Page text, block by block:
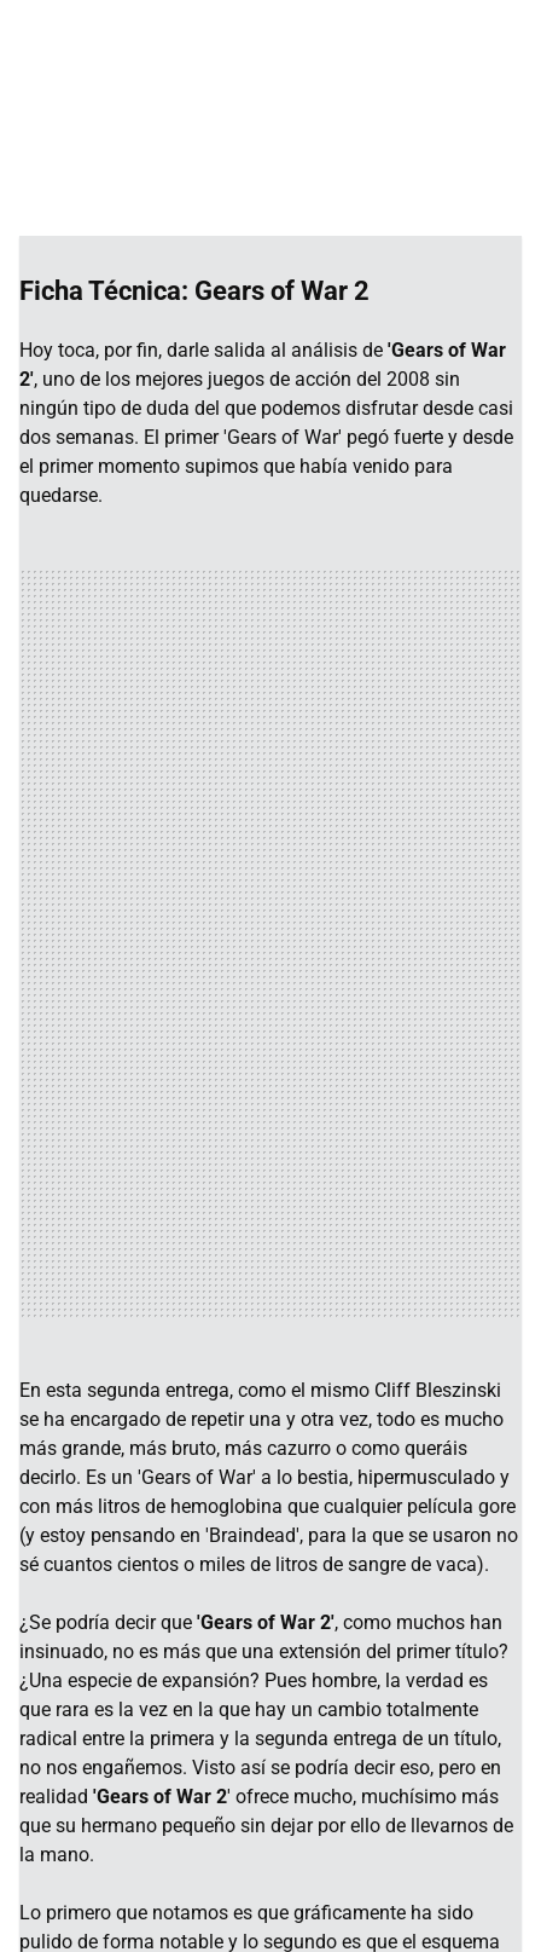
Ficha Técnica: Gears of War 2
Hoy toca, por fin, darle salida al análisis de 'Gears of War
2', uno de los mejores juegos de acción del 2008 sin
ningún tipo de duda del que podemos disfrutar desde casi
dos semanas. El primer 'Gears of War' pegó fuerte y desde
el primer momento supimos que había venido para
quedarse.
En esta segunda entrega, como el mismo Cliff Bleszinski
se ha encargado de repetir una y otra vez, todo es mucho
más grande, más bruto, más cazurro o como queráis
decirlo. Es un 'Gears of War' a lo bestia, hipermusculado y
con más litros de hemoglobina que cualquier película gore
(y estoy pensando en 'Braindead', para la que se usaron no
sé cuantos cientos o miles de litros de sangre de vaca).
¿Se podría decir que 'Gears of War 2', como muchos han
insinuado, no es más que una extensión del primer título?
¿Una especie de expansión? Pues hombre, la verdad es
que rara es la vez en la que hay un cambio totalmente
radical entre la primera y la segunda entrega de un título,
no nos engañemos. Visto así se podría decir eso, pero en
realidad 'Gears of War 2' ofrece mucho, muchísimo más
que su hermano pequeño sin dejar por ello de llevarnos de
la mano.
Lo primero que notamos es que gráficamente ha sido
pulido de forma notable y lo segundo es que el esquema